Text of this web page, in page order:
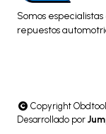
Somos
repuestos
Copyright
Desarrollado por